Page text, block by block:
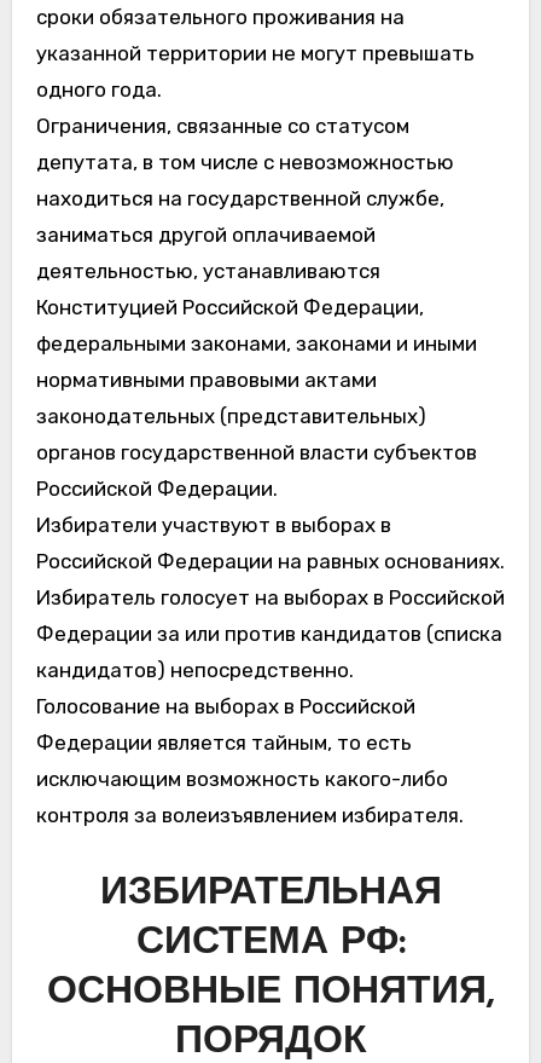
сроки обязательного проживания на
указанной территории не могут превышать
одного года.
Ограничения, связанные со статусом
депутата, в том числе с невозможностью
находиться на государственной службе,
заниматься другой оплачиваемой
деятельностью, устанавливаются
Конституцией Российской Федерации,
федеральными законами, законами и иными
нормативными правовыми актами
законодательных (представительных)
органов государственной власти субъектов
Российской Федерации.
Избиратели участвуют в выборах в
Российской Федерации на равных основаниях.
Избиратель голосует на выборах в Российской
Федерации за или против кандидатов (списка
кандидатов) непосредственно.
Голосование на выборах в Российской
Федерации является тайным, то есть
исключающим возможность какого-либо
контроля за волеизъявлением избирателя.
ИЗБИРАТЕЛЬНАЯ
СИСТЕМА РФ:
ОСНОВНЫЕ ПОНЯТИЯ,
ПОРЯДОК